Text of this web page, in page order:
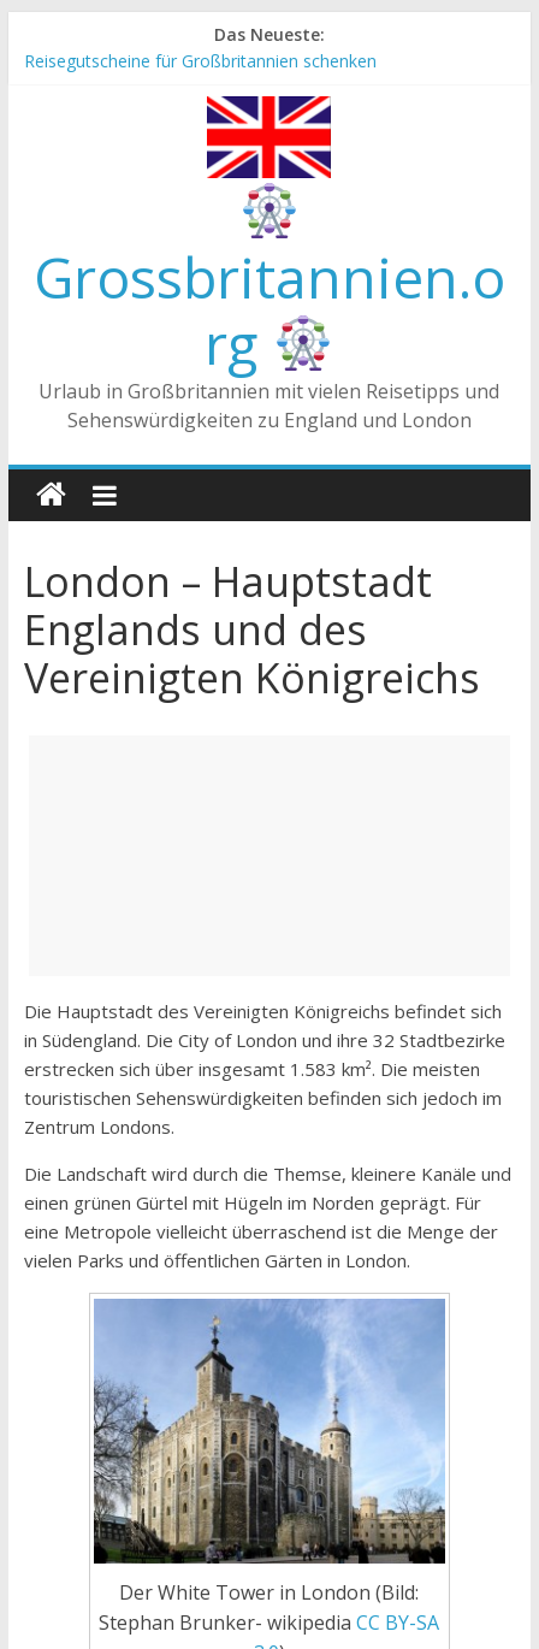
Inhalt
Das Neueste:
Reisegutscheine für Großbritannien schenken
Die Unterschiede zwischen Vereinigtes Königreich,
Großbritannien und England
Tea-Time – Was wird in Großbritannien getrunken?
Grossbritannien.o
rg
Urlaub in Großbritannien mit vielen Reisetipps und
Sehenswürdigkeiten zu England und London
London – Hauptstadt
Englands und des
Vereinigten Königreichs
Die Hauptstadt des Vereinigten Königreichs befindet sich
in Südengland. Die City of London und ihre 32 Stadtbezirke
erstrecken sich über insgesamt 1.583 km². Die meisten
touristischen Sehenswürdigkeiten befinden sich jedoch im
Zentrum Londons.
Die Landschaft wird durch die Themse, kleinere Kanäle und
einen grünen Gürtel mit Hügeln im Norden geprägt. Für
eine Metropole vielleicht überraschend ist die Menge der
vielen Parks und öffentlichen Gärten in London.
Der White Tower in London (Bild:
Stephan Brunker- wikipediaCC BY-SA